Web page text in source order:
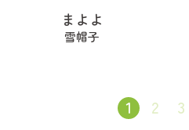
まよよ
雪帽子
1 2 3